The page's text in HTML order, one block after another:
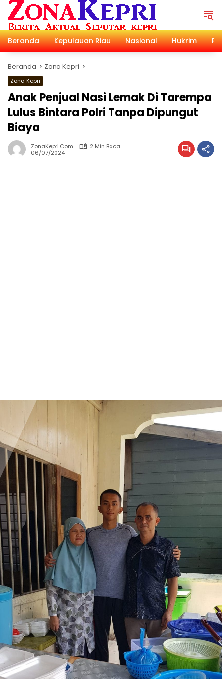
Langsung
konten
Beranda
Kepulauan Riau Nasional Hukrim
Beranda Zona Kepri
Zona Kepri
Anak Penjual Nasi Lemak Di Tarempa
Lulus Bintara Polri Tanpa Dipungut
Biaya
ZonaKepri.com
2 Min Baca
06/07/2024